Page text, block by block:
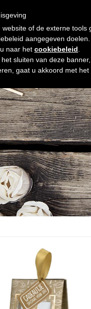
OVER ONS
website of de externe
aangegeven
naar het cookiebeleid
het sluiten van deze
gaat u akkoord met het